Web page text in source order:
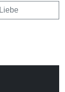
Liebe